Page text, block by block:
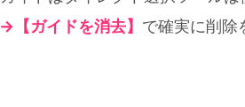
【ガイドを消去】 で確実に削除